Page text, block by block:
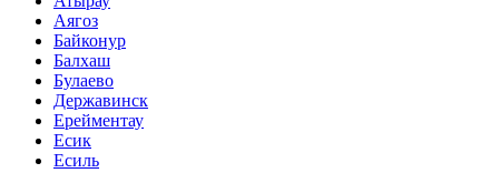
Аягоз
Байконур
Балхаш
Булаево
Державинск
Ерейментау
Есик
Есиль